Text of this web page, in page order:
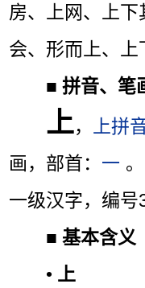
房、上网、上
会、形而上、上
■拼音、笔
上， 上拼
画，部首： 一
一级汉字，编号
■基本含义
• 上